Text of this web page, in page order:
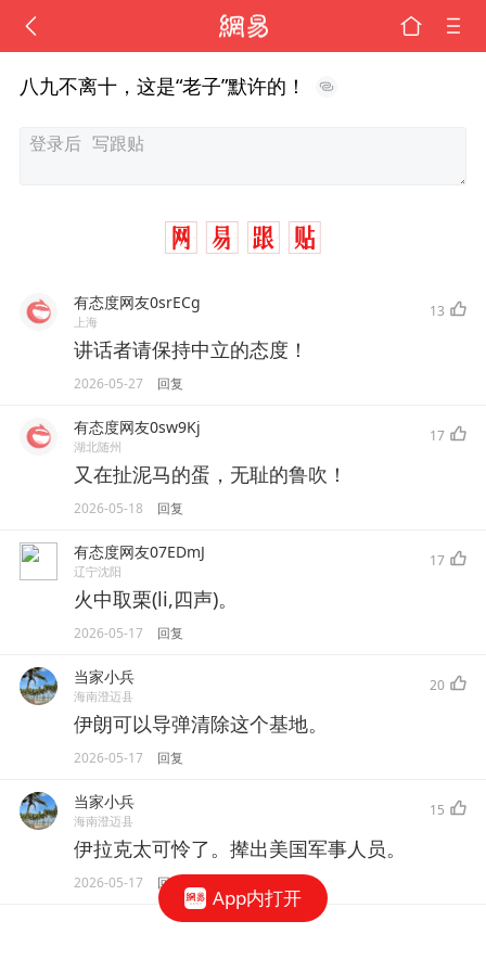
八九不离十，这是“老子”默许的！
有态度网友0srECg
上海
13
讲话者请保持中立的态度！
2026-05-27 回复
有态度网友0sw9Kj
湖北随州
17
又在扯泥马的蛋，无耻的鲁吹！
2026-05-18 回复
有态度网友07EDmJ
辽宁沈阳
17
火中取栗(li,四声)。
2026-05-17 回复
当家小兵
海南澄迈县
20
伊朗可以导弹清除这个基地。
2026-05-17 回复
当家小兵
海南澄迈县
15
伊拉克太可怜了。撵出美国军事人员。
2026-05-17 回复
App内打开